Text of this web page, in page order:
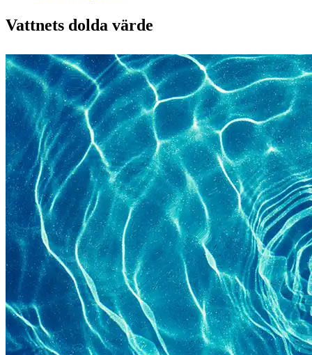
Vattnets dolda värde